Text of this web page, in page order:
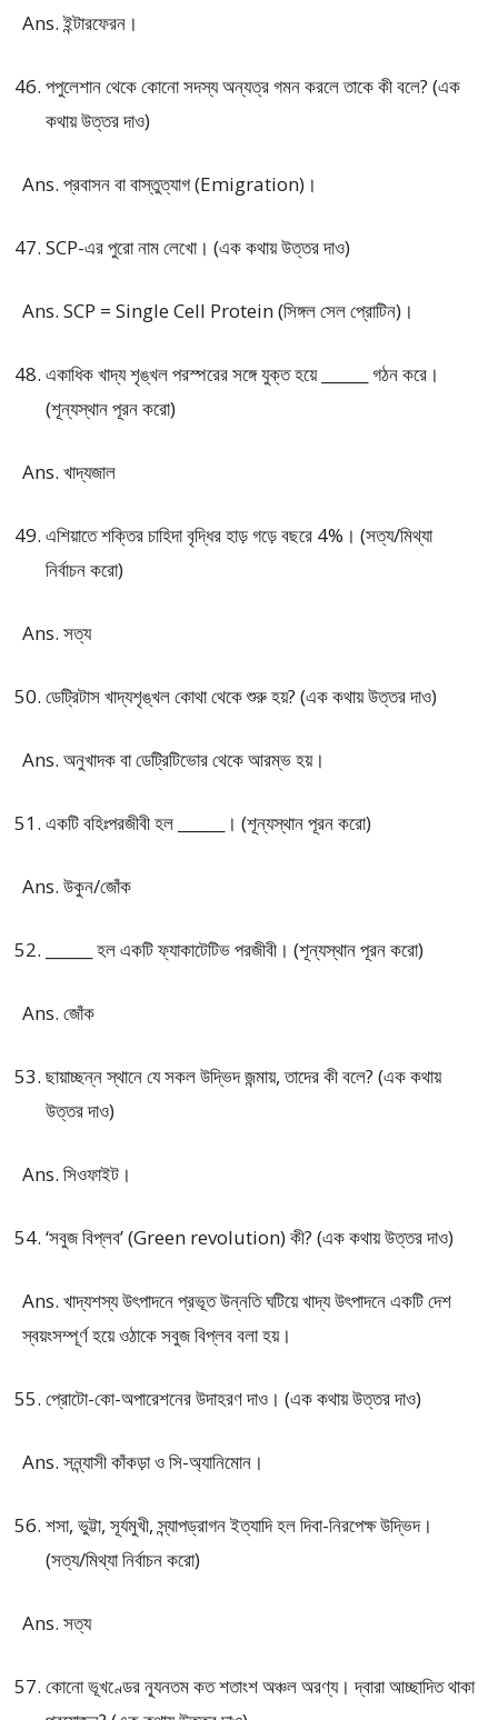
Ans. ইন্টারফেরন।
পপুলেশান থেকে কোনো সদস্য অন্যত্র গমন করলে তাকে কী বলে? (এক
কথায় উত্তর দাও)
Ans. প্রবাসন বা বাস্তুত্যাগ (Emigration)।
SCP-এর পুরো নাম লেখো। (এক কথায় উত্তর দাও)
Ans. SCP = Single Cell Protein (সিঙ্গল সেল প্রোটিন)।
একাধিক খাদ্য শৃঙ্খল পরস্পরের সঙ্গে যুক্ত হয়ে ______ গঠন করে।
(শূন্যস্থান পূরন করো)
Ans. খাদ্যজাল
এশিয়াতে শক্তির চাহিদা বৃদ্ধির হাড় গড়ে বছরে 4%। (সত্য/মিথ্যা
নির্বাচন করো)
Ans. সত্য
ডেট্রিটাস খাদ্যশৃঙ্খল কোথা থেকে শুরু হয়? (এক কথায় উত্তর দাও)
Ans. অনুখাদক বা ডেট্রিটিভোর থেকে আরম্ভ হয়।
একটি বহিঃপরজীবী হল ______। (শূন্যস্থান পূরন করো)
Ans. উকুন/জোঁক
______ হল একটি ফ্যাকাটেটিভ পরজীবী। (শূন্যস্থান পূরন করো)
Ans. জোঁক
ছায়াচ্ছন্ন স্থানে যে সকল উদ্ভিদ জন্মায়, তাদের কী বলে? (এক কথায়
উত্তর দাও)
Ans. সিওফাইট।
‘সবুজ বিপ্লব’ (Green revolution) কী? (এক কথায় উত্তর দাও)
Ans. খাদ্যশস্য উৎপাদনে প্রভূত উন্নতি ঘটিয়ে খাদ্য উৎপাদনে একটি দেশ
স্বয়ংসম্পূর্ণ হয়ে ওঠাকে সবুজ বিপ্লব বলা হয়।
প্রোটো-কো-অপারেশনের উদাহরণ দাও। (এক কথায় উত্তর দাও)
Ans. সন্ন্যাসী কাঁকড়া ও সি-অ্যানিমোন।
শসা, ভুট্টা, সূর্যমুখী, স্ন্যাপড্রাগন ইত্যাদি হল দিবা-নিরপেক্ষ উদ্ভিদ।
(সত্য/মিথ্যা নির্বাচন করো)
Ans. সত্য
কোনো ভূখণ্ডের ন্যূনতম কত শতাংশ অঞ্চল অরণ্য। দ্বারা আচ্ছাদিত থাকা